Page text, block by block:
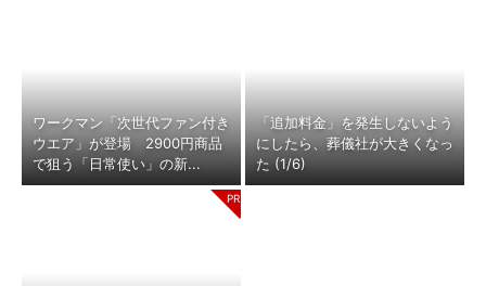
ワークマン「次世代ファン付き
ウエア」が登場 2900円商品
で狙う「日常使い」の新...
「追加料金」を発生しないよう
にしたら、葬儀社が大きくなっ
た (1/6)